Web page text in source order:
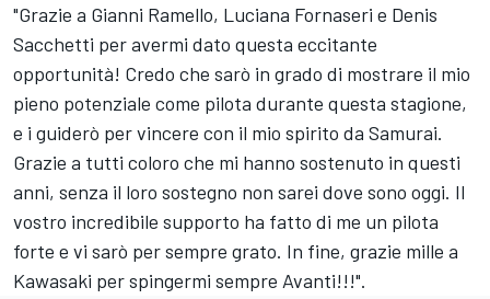
"Grazie a Gianni Ramello, Luciana Fornaseri e Denis
Sacchetti per avermi dato questa eccitante
opportunità! Credo che sarò in grado di mostrare il mio
pieno potenziale come pilota durante questa stagione,
e i guiderò per vincere con il mio spirito da Samurai.
Grazie a tutti coloro che mi hanno sostenuto in questi
anni, senza il loro sostegno non sarei dove sono oggi. Il
vostro incredibile supporto ha fatto di me un pilota
forte e vi sarò per sempre grato. In fine, grazie mille a
Kawasaki per spingermi sempre Avanti!!!".